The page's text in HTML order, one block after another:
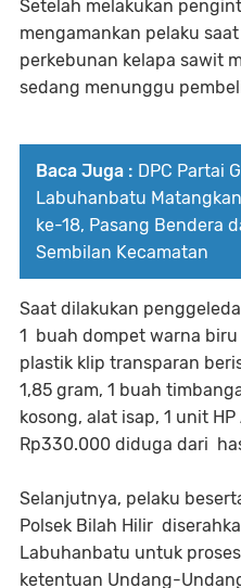
Setelah melakukan
mengamankan pelaku
perkebunan kelapa sawit
sedang menunggu
Baca Juga : DPC Partai
Labuhanbatu
ke-18, Pasang Bendera
Sembilan Kecamatan
Saat dilakukan
1 buah dompet warna
plastik klip transparan
1,85 gram, 1 buah
kosong, alat isap, 1 unit
Rp330.000 diduga dari
Selanjutnya, pelaku
Polsek Bilah Hilir
Labuhanbatu untuk
ketentuan Undang-